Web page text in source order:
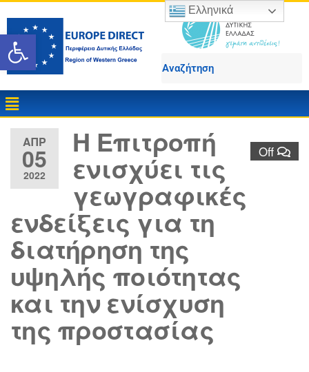
Ανοίξτε τη γραμμή
ΑΠΡ
05
2022
Off
Η Επιτροπή
ενισχύει τις
γεωγραφικές
ενδείξεις για τη
διατήρηση της
υψηλής ποιότητας
και την ενίσχυση
της προστασίας
Ελληνικά